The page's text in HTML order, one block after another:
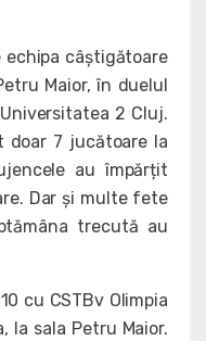
echipa câștigătoare
Maior, în duelul
2 Cluj.
doar 7 jucătoare la
au împărțit
Dar și multe fete
trecută au
cu CSTBv Olimpia
la sala Petru Maior.